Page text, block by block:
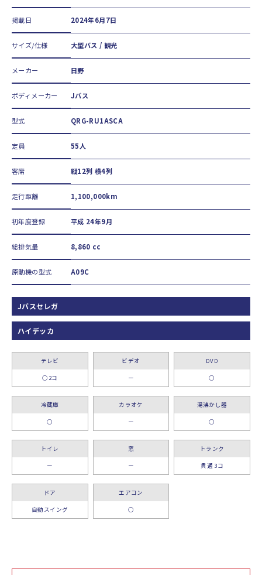
掲載日 2024年6月7日
サイズ/仕様 大型バス / 観光
メーカー 日野
ボディメーカー Jバス
型式 QRG-RU1ASCA
定員 55人
客席 縦12列 横4列
走行距離 1,100,000km
初年度登録 平成 24年9月
総排気量 8,860 cc
原動機の型式 A09C
Jバスセレガ
ハイデッカ
テレビ
○2コ
ビデオ
ー
DVD
○
冷蔵庫
○
カラオケ
ー
湯沸かし器
○
トイレ
ー
窓
ー
トランク
貫通 3コ
ドア
自動スイング
エアコン
○